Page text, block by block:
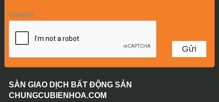
Captcha
SÀN GIAO DỊCH BẤT ĐỘNG SẢN
CHUNGCUBIENHOA.COM